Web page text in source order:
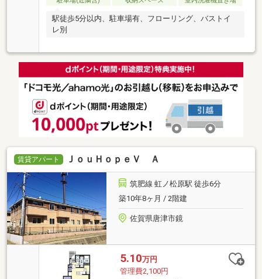
駅徒歩5分以内、駐車場有、フローリング、バストイ
レ別
賃貸アパート ＪｏｕＨｏｐｅＶ Ａ
筑肥線 虹ノ松原駅 徒歩6分
築10年8ヶ月 / 2階建
佐賀県唐津市鏡
5.10万円
管理費2,100円